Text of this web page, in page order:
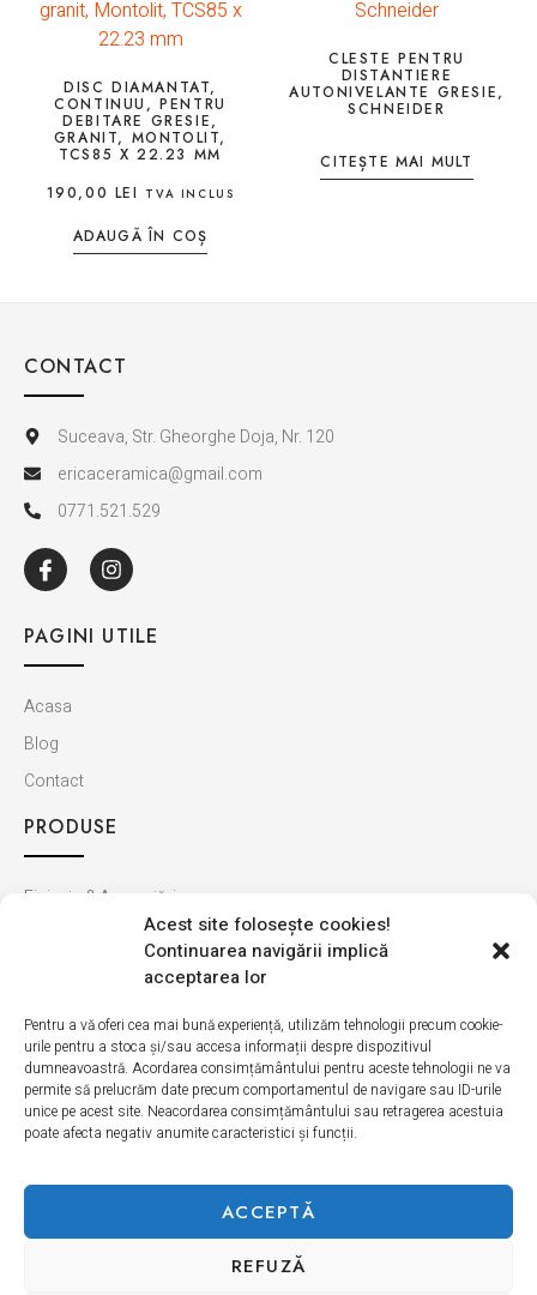
Acest site foloseşte cookies!
Continuarea navigării implică
acceptarea lor
Pentru a vă oferi cea mai bună experiență, utilizăm tehnologii precum cookie-
urile pentru a stoca și/sau accesa informații despre dispozitivul
dumneavoastră. Acordarea consimțământului pentru aceste tehnologii ne va
permite să prelucrăm date precum comportamentul de navigare sau ID-urile
unice pe acest site. Neacordarea consimțământului sau retragerea acestuia
poate afecta negativ anumite caracteristici și funcții.
ACCEPTĂ
REFUZĂ
DISC DIAMANTAT,
CONTINUU, PENTRU
DEBITARE GRESIE,
GRANIT, MONTOLIT,
TCS85 X 22.23 MM
190,00 LEI TVA INCLUS
ADAUGĂ ÎN COȘ
CLESTE PENTRU
DISTANTIERE
AUTONIVELANTE GRESIE,
SCHNEIDER
CITEȘTE MAI MULT
CONTACT
Suceava, Str. Gheorghe Doja, Nr. 120
ericaceramica@gmail.com
0771.521.529
PAGINI UTILE
Acasa
Blog
Contact
PRODUSE
Finisaje & Amenajări
Baie & Bucătărie
Montaj & Materiale
INFORMAȚII
Cum cumpăr
Livrarea produselor
Politică de Confidențialitate